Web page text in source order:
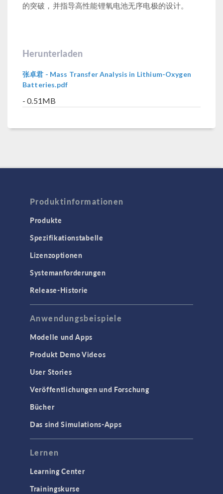
的突破，并指导高性能锂氧电池无序电极的设计。
Herunterladen
张卓君 - Mass Transfer Analysis in Lithium-Oxygen
Batteries.pdf
- 0.51MB
Produktinformationen
Produkte
Spezifikationstabelle
Lizenzoptionen
Systemanforderungen
Release-Historie
Anwendungsbeispiele
Modelle und Apps
Produkt Demo Videos
User Stories
Veröffentlichungen und Forschung
Bücher
Das sind Simulations-Apps
Lernen
Learning Center
Trainingskurse